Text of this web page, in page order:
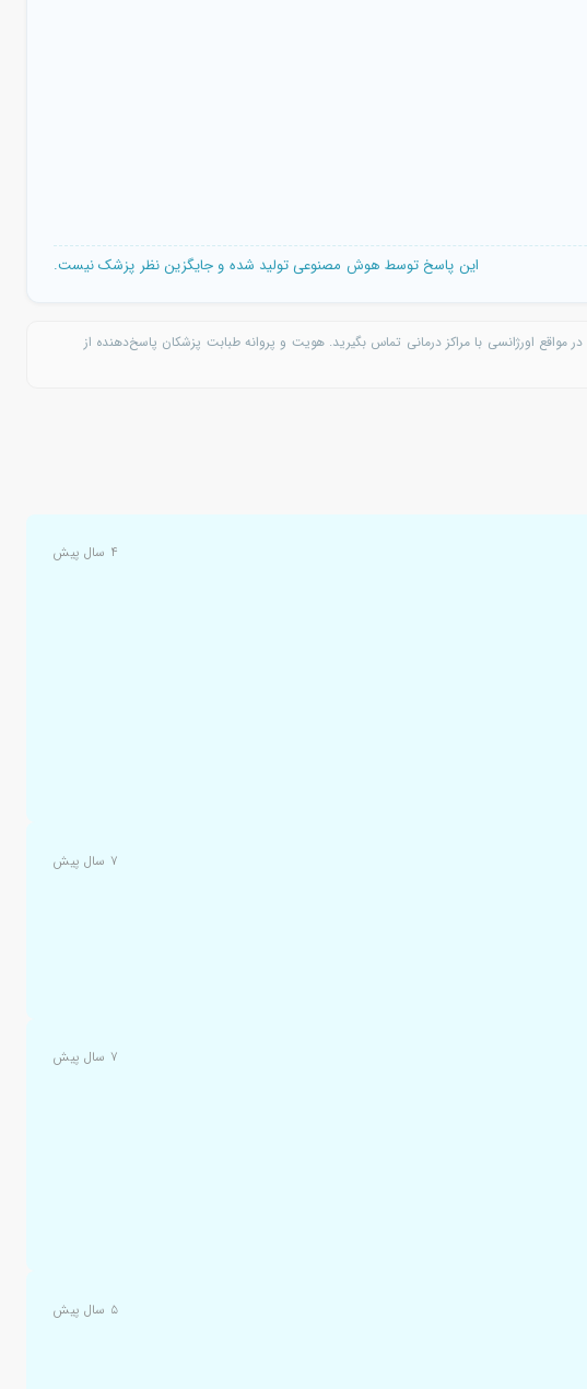
این پاسخ توسط هوش مصنوعی تولید شده و جایگزین نظر پزشک نیست.
اورژانسی با مراکز درمانی تماس بگیرید. هویت و پروانه طبابت پزشکان پاسخ‌دهنده از
۴ سال پیش
۷ سال پیش
۷ سال پیش
۵ سال پیش